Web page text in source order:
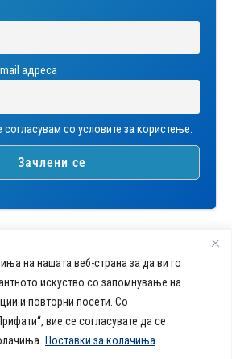
на нашата веб-страна за да ви го
искуство со запомнување на
и повторни посети. Со
вие се согласувате да се
Поставки за колачиња
mail адреса
согласувам со условите за користење.
Daily Dose Of Health -